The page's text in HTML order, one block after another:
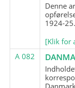
Denne
1924-25.
[Klik for
A 082